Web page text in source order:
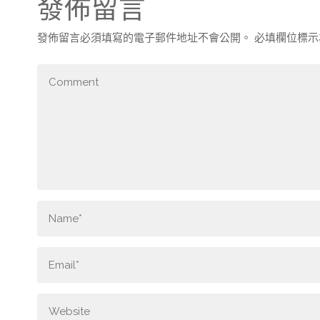
發佈留言
發佈留言必須填寫的電子郵件地址不會公開。 必填欄位標